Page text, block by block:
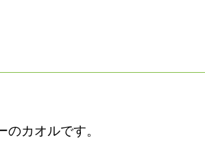
カオルです。